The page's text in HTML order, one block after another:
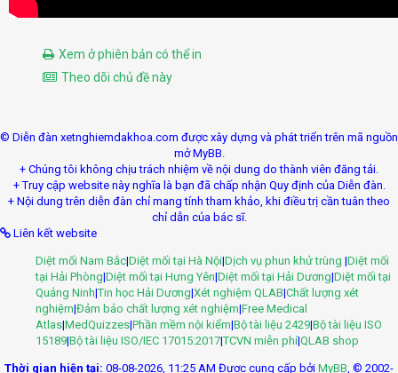
Xem ở phiên bản có thể in
Theo dõi chủ đề này
© Diễn đàn xetnghiemdakhoa.com được xây dựng và phát triển trên mã nguồn
mở MyBB.
+ Chúng tôi không chịu trách nhiệm về nội dung do thành viên đăng tải.
+ Truy cập website này nghĩa là bạn đã chấp nhận Quy định của Diễn đàn.
+ Nội dung trên diễn đàn chỉ mang tính tham khảo, khi điều trị cần tuân theo
chỉ dẫn của bác sĩ.
Liên kết website
Diệt mối Nam Bắc|Diệt mối tại Hà Nội|Dịch vụ phun khử trùng |Diệt mối
tại Hải Phòng|Diệt mối tại Hưng Yên|Diệt mối tại Hải Dương|Diệt mối tại
Quảng Ninh|Tin học Hải Dương|Xét nghiệm QLAB|Chất lượng xét
nghiệm|Đảm bảo chất lượng xét nghiệm|Free Medical
Atlas|MedQuizzes|Phần mềm nội kiểm|Bộ tài liệu 2429|Bộ tài liệu ISO
15189|Bộ tài liệu ISO/IEC 17015:2017|TCVN miễn phí|QLAB shop
Thời gian hiện tại: 08-08-2026, 11:25 AM Được cung cấp bởi MyBB, © 2002-